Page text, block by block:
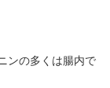
ンの多くは腸内で